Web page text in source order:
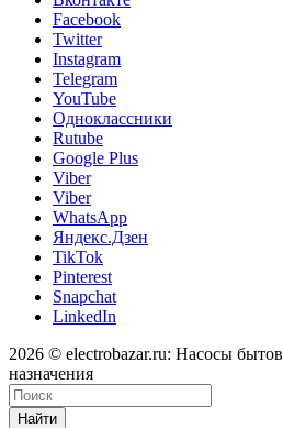
Facebook
Twitter
Instagram
Telegram
YouTube
Одноклассники
Rutube
Google Plus
Viber
Viber
WhatsApp
Яндекс.Дзен
TikTok
Pinterest
Snapchat
LinkedIn
2026 © electrobazar.ru: Насосы
назначения
Найти